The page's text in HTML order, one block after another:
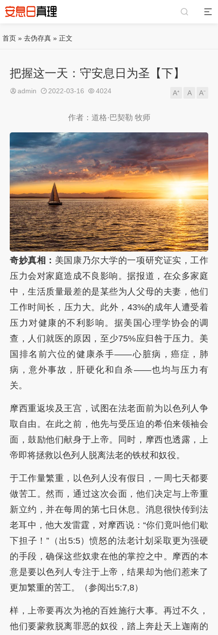
首页 » 去伪存真 » 正文
把握这一天：守安息日为圣【下】
admin 2022-03-16 4024 A⁺ A A⁻
作者：道格·巴契勒 牧师
奇妙真相： 美国康乃尔大学的一项研究证实，工作
压力会对家庭造成不良影响。据报道，在众多家庭
中，生活质量最差的是某些为人父母的夫妻，他们
工作时间长，压力大。此外，43%的成年人遭受着
压力对健康的不利影响。据美国心理学协会的调
查，人们就医的原因，至少75%应归咎于压力。美
国排名前六位的健康杀手——心脏病，癌症，肺
病，意外事故，肝硬化和自杀——也均与压力有
关。
摩西重返埃及王宫，试图在法老面前为以色列人争
取自由。在此之前，他先与受压迫的希伯来领袖会
面，鼓励他们献身于上帝。同时，摩西也透露，上
帝即将拯救以色列人脱离法老的铁杖和奴役。
于工作量繁重，以色列人没有假日，一周七天都要
做苦工。然而，通过这次会面，他们决定与上帝重
新立约，并在每周的第七日休息。消息很快传到法
老耳中，他大发雷霆，对摩西说：“你们竟叫他们歇
下担子！”（出5:5）愤怒的法老计划采取更为强硬
的手段，确保这些奴隶在他的掌控之中。摩西的本
意是要以色列人专注于上帝，结果却为他们惹来了
更加繁重的苦工。（参阅出5:7,8）
样，上帝要再次为祂的百姓施行大事。再过不久，
他们要蒙救脱离罪恶的奴役，踏上奔赴天上迦南的